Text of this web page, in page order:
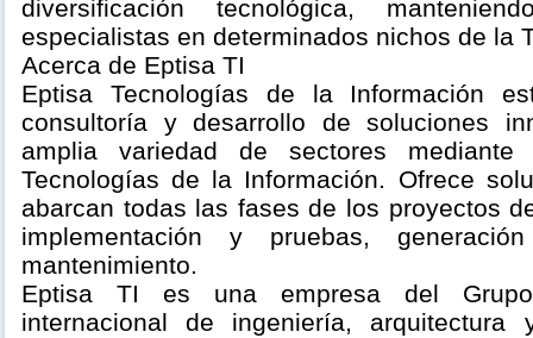
diversificación tecnológica,
especialistas en determinados nichos de la
Acerca de Eptisa TI
Eptisa Tecnologías de la Información
consultoría y desarrollo de soluciones
amplia variedad de sectores
Tecnologías de la Información. Ofrece
abarcan todas las fases de los proyectos
implementación y pruebas,
mantenimiento.
Eptisa TI es una empresa del
internacional de ingeniería,